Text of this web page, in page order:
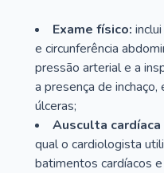
Exame físico:
e circunferência
pressão arterial e a
a presença de
úlceras;
Ausculta
qual o cardiologista
batimentos cardíacos